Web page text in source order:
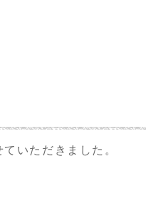
いただきました。